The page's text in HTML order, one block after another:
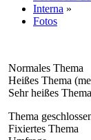
Interna »
Fotos
Normales Thema
Heißes Thema
Sehr heißes
Thema
Fixiertes Thema